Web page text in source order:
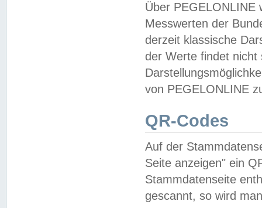
Über PEGELONLINE
Messwerten der
derzeit klassische
der Werte findet
von PEGELONLINE
QR-Codes
Auf der
Seite anzeigen" ein
Stammdatenseite
gescannt, so wird